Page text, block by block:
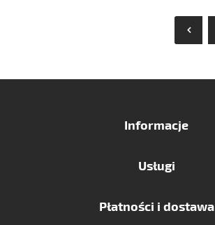
Informacje
Usługi
Płatności i dostawa